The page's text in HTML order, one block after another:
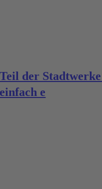
Teil der
einfach e